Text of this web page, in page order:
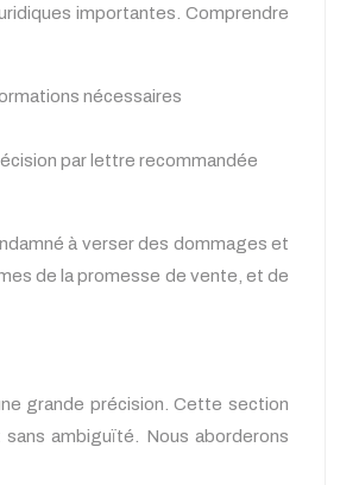
importantes. Comprendre
nécessaires
par lettre recommandée
à verser des dommages et
de la promesse de vente, et de
grande précision. Cette section
ambiguïté. Nous aborderons